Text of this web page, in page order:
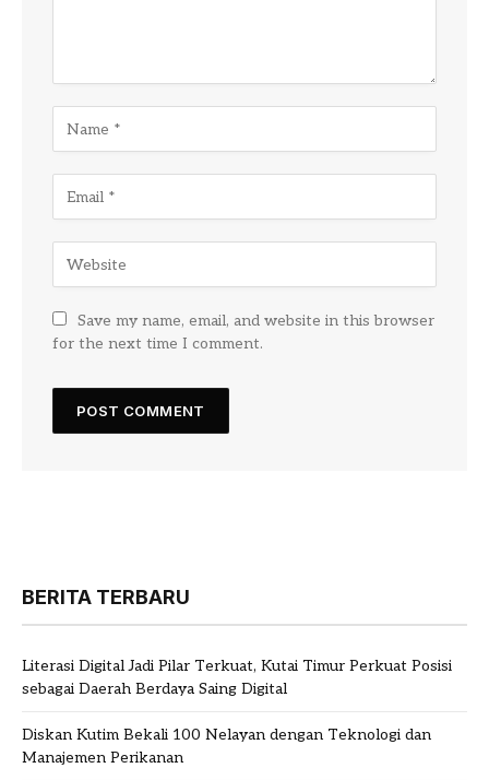
Save my name, email, and website in this browser
for the next time I comment.
BERITA TERBARU
Literasi Digital Jadi Pilar Terkuat, Kutai Timur Perkuat Posisi
sebagai Daerah Berdaya Saing Digital
Diskan Kutim Bekali 100 Nelayan dengan Teknologi dan
Manajemen Perikanan